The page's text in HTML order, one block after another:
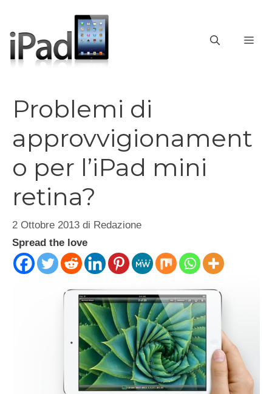
contenuto
Problemi di
approvvigionament
o per l’iPad mini
retina?
2 Ottobre 2013 di Redazione
Spread the love